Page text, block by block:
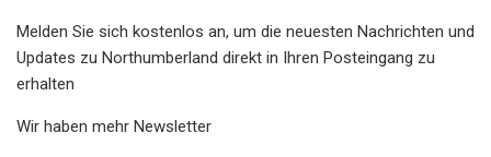
Melden Sie sich kostenlos an, um die neuesten Nachrichten und
Updates zu Northumberland direkt in Ihren Posteingang zu
erhalten
Wir haben mehr Newsletter